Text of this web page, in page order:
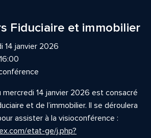
Fiduciaire et immobilier
14 janvier 2026
14 janvier 2026 est consacré
et de l’immobilier. Il se déroulera
assister à la visioconférence :
etat-ge/j.php?